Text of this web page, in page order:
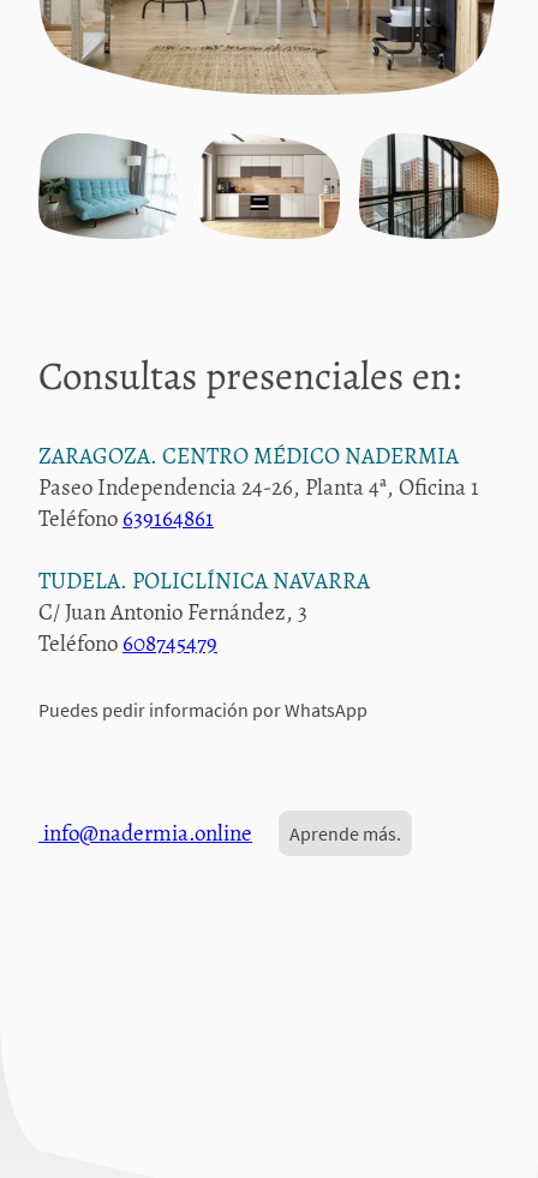
Consultas presenciales en:
ZARAGOZA. CENTRO MÉDICO NADERMIA
Paseo Independencia 24-26, Planta 4ª, Oficina 1
Teléfono639164861
TUDELA. POLICLÍNICA NAVARRA
C/ Juan Antonio Fernández, 3
Teléfono608745479
Puedes pedir información por WhatsApp
info@nadermia.online Aprende más.